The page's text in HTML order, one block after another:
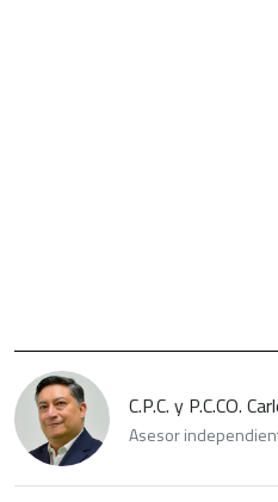
C.P.C. y P.C.CO.
Asesor